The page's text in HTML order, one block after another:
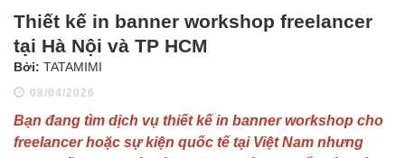
Thiết kế in banner workshop freelancer
tại Hà Nội và TP HCM
Bởi: TATAMIMI
08/04/2026
Bạn đang tìm dịch vụ thiết kế in banner workshop cho
freelancer hoặc sự kiện quốc tế tại Việt Nam nhưng